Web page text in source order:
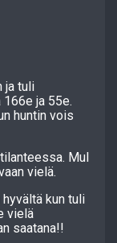
ja tuli
ja 55e.
huntin vois
Mul
vielä.
kun tuli
vielä
saatana!!